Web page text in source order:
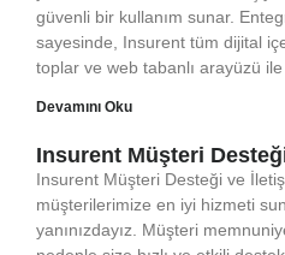
güvenli bir kullanım sunar.
sayesinde, Insurent tüm dijital
toplar ve web tabanlı arayüzü
Devamını Oku
Insurent Müşteri
Insurent Müşteri Desteği ve
müşterilerimize en iyi hizmeti
yanınızdayız. Müşteri